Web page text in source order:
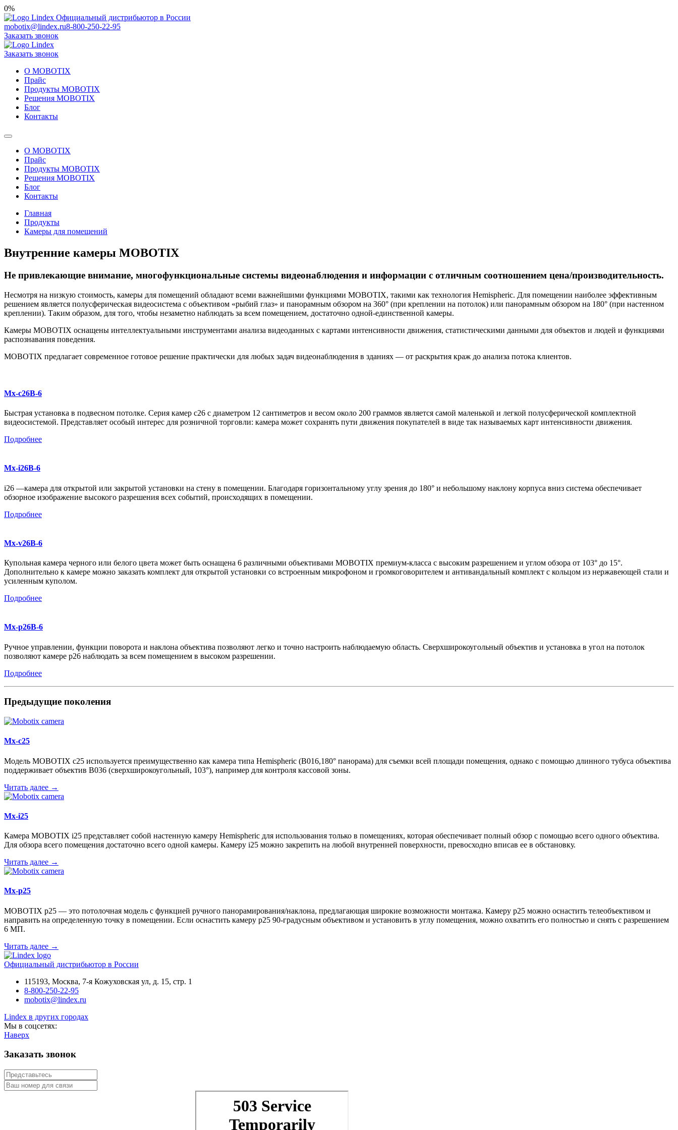
0%
Официальный дистрибьютор в России
mobotix@lindex.ru8-800-250-22-95
Заказать звонок
Заказать звонок
О MOBOTIX
Прайс
Продукты MOBOTIX
Решения MOBOTIX
Блог
Контакты
О MOBOTIX
Прайс
Продукты MOBOTIX
Решения MOBOTIX
Блог
Контакты
Главная
Продукты
Камеры для помещений
Внутренние камеры MOBOTIX
Не привлекающие внимание, многофункциональные системы видеонаблюдения и информации с отличным соотношением цена/производительность.
Несмотря на низкую стоимость, камеры для помещений обладают всеми важнейшими функциями MOBOTIX, такими как технология Hemispheric. Для помещении наиболее эффективным
решением является полусферическая видеосистема с объективом «рыбий глаз» и панорамным обзором на 360° (при креплении на потолок) или панорамным обзором на 180° (при настенном
креплении). Таким образом, для того, чтобы незаметно наблюдать за всем помещением, достаточно одной-единственной камеры.
Камеры MOBOTIX оснащены интеллектуальными инструментами анализа видеоданных с картами интенсивности движения, статистическими данными для объектов и людей и функциями
распознавания поведения.
MOBOTIX предлагает современное готовое решение практически для любых задач видеонаблюдения в зданиях — от раскрытия краж до анализа потока клиентов.
Mx-c26B-6
Быстрая установка в подвесном потолке. Серия камер c26 с диаметром 12 сантиметров и весом около 200 граммов является самой маленькой и легкой полусферической комплектной
видеосистемой. Представляет особый интерес для розничной торговли: камера может сохранять пути движения покупателей в виде так называемых карт интенсивности движения.
Подробнее
Mx-i26B-6
i26 —камера для открытой или закрытой установки на стену в помещении. Благодаря горизонтальному углу зрения до 180° и небольшому наклону корпуса вниз система обеспечивает
обзорное изображение высокого разрешения всех событий, происходящих в помещении.
Подробнее
Mx-v26B-6
Купольная камера черного или белого цвета может быть оснащена 6 различными объективами MOBOTIX премиум-класса с высоким разрешением и углом обзора от 103° до 15°.
Дополнительно к камере можно заказать комплект для открытой установки со встроенным микрофоном и громкоговорителем и антивандальный комплект с кольцом из нержавеющей стали и
усиленным куполом.
Подробнее
Mx-p26B-6
Ручное управлении, функции поворота и наклона объектива позволяют легко и точно настроить наблюдаемую область. Сверхширокоугольный объектив и установка в угол на потолок
позволяют камере p26 наблюдать за всем помещением в высоком разрешении.
Подробнее
Предыдущие поколения
Mx-c25
Модель MOBOTIX c25 используется преимущественно как камера типа Hemispheric (B016,180° панорама) для съемки всей площади помещения, однако с помощью длинного тубуса объектива
поддерживает объектив B036 (сверхширокоугольный, 103°), например для контроля кассовой зоны.
Читать далее →
Mx-i25
Камера MOBOTIX i25 представляет собой настенную камеру Hemispheric для использования только в помещениях, которая обеспечивает полный обзор с помощью всего одного объектива.
Для обзора всего помещения достаточно всего одной камеры. Камеру i25 можно закрепить на любой внутренней поверхности, превосходно вписав ее в обстановку.
Читать далее →
Mx-p25
MOBOTIX p25 — это потолочная модель с функцией ручного панорамирования/наклона, предлагающая широкие возможности монтажа. Камеру p25 можно оснастить телеобъективом и
направить на определенную точку в помещении. Если оснастить камеру p25 90-градусным объективом и установить в углу помещения, можно охватить его полностью и снять с разрешением
6 МП.
Читать далее →
Официальный дистрибьютор в России
115193, Москва, 7-я Кожуховская ул, д. 15, стр. 1
8-800-250-22-95
mobotix@lindex.ru
Lindex в других городах
Мы в соцсетях:
Наверх
Заказать звонок